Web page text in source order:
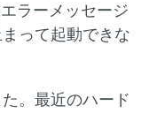
ラーメッセージ
って起動できな
。最近のハード